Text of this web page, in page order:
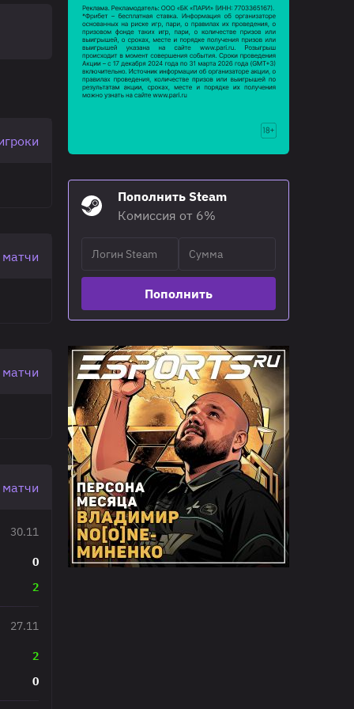
матчи
матчи
матчи
30.11
0
2
27.11
2
0
Пополнить Steam
Комиссия от 6%
Пополнить